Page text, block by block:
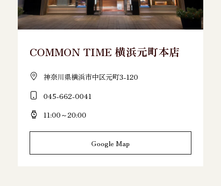
COMMON TIME 横浜元町本店
神奈川県横浜市中区元町3-120
045-662-0041
11:00～20:00
Google Map